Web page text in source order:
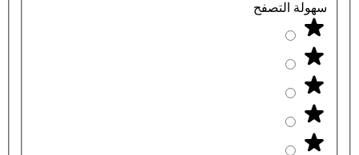
سهولة التصفح